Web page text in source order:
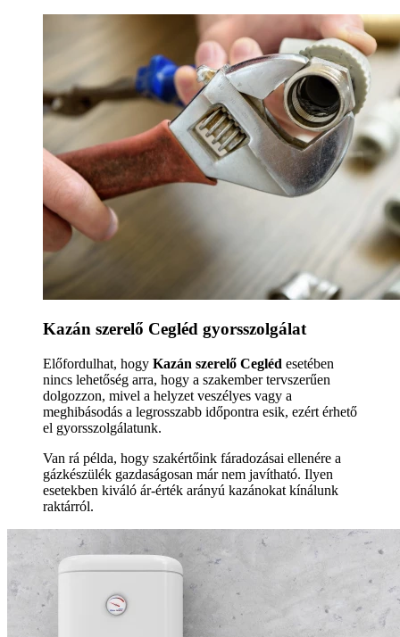
Kazán szerelő Cegléd gyorsszolgálat
Előfordulhat, hogy Kazán szerelő Cegléd esetében
nincs lehetőség arra, hogy a szakember tervszerűen
dolgozzon, mivel a helyzet veszélyes vagy a
meghibásodás a legrosszabb időpontra esik, ezért érhető
el gyorsszolgálatunk.
Van rá példa, hogy szakértőink fáradozásai ellenére a
gázkészülék gazdaságosan már nem javítható. Ilyen
esetekben kiváló ár-érték arányú kazánokat kínálunk
raktárról.